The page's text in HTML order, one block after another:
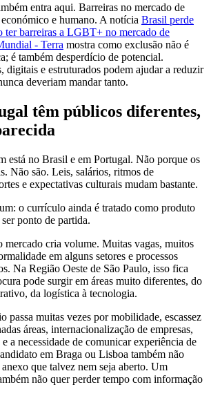
entra aqui. Barreiras no mercado de
e humano. A notícia Brasil perde
ter barreiras a LGBT+ no mercado de
- Terra mostra como exclusão não é
é também desperdício de potencial.
digitais e estruturados podem ajudar a reduzir
deveriam mandar tanto.
têm públicos diferentes,
está no Brasil e em Portugal. Não porque os
Não são. Leis, salários, ritmos de
e expectativas culturais mudam bastante.
o currículo ainda é tratado como produto
ponto de partida.
mercado cria volume. Muitas vagas, muitos
em alguns setores e processos
Na Região Oeste de São Paulo, isso fica
pode surgir em áreas muito diferentes, do
da logística à tecnologia.
passa muitas vezes por mobilidade, escassez
áreas, internacionalização de empresas,
a necessidade de comunicar experiência de
em Braga ou Lisboa também não
que talvez nem seja aberto. Um
não quer perder tempo com informação